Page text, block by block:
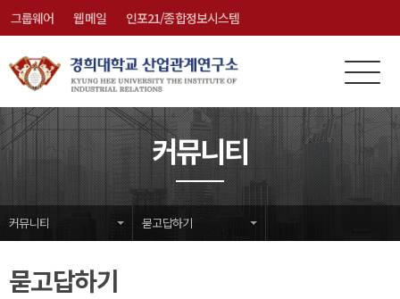
그룹웨어 웹메일 인포21/종합정보시스템
전
체
메
뉴
메
뉴
닫
기
커뮤니티
커뮤니티 묻고답하기
묻고답하기